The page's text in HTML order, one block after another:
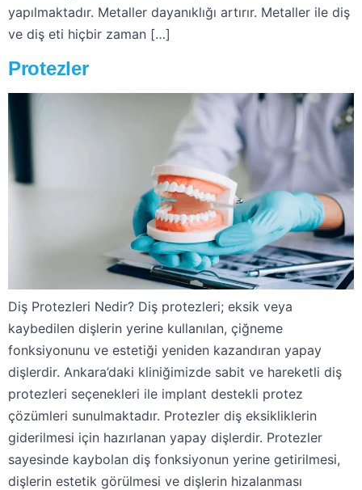
yapılmaktadır. Metaller dayanıklığı artırır. Metaller ile diş
ve diş eti hiçbir zaman […]
Protezler
Diş Protezleri Nedir? Diş protezleri; eksik veya
kaybedilen dişlerin yerine kullanılan, çiğneme
fonksiyonunu ve estetiği yeniden kazandıran yapay
dişlerdir. Ankara’daki kliniğimizde sabit ve hareketli diş
protezleri seçenekleri ile implant destekli protez
çözümleri sunulmaktadır. Protezler diş eksikliklerin
giderilmesi için hazırlanan yapay dişlerdir. Protezler
sayesinde kaybolan diş fonksiyonun yerine getirilmesi,
dişlerin estetik görülmesi ve dişlerin hizalanması